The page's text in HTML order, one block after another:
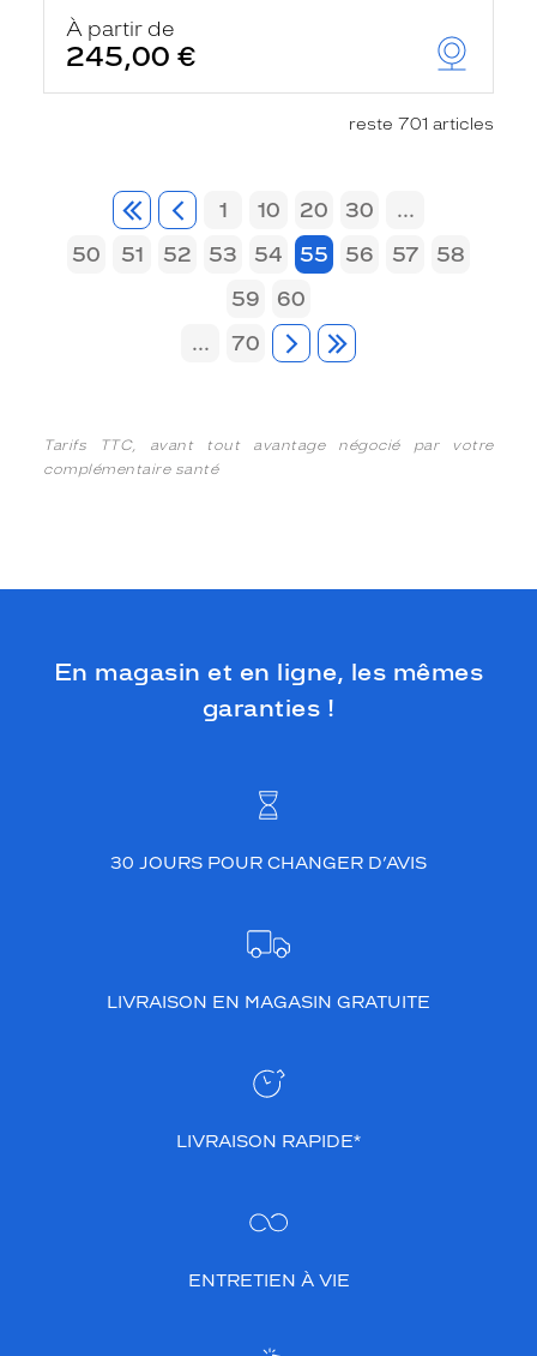
À partir de
245,00 €
reste 701 articles
1 10 20 30
...
50
51 52 53 54 55 56 57
58
59
60
...
70
Tarifs TTC, avant tout avantage négocié par votre
complémentaire santé
En magasin et en ligne, les mêmes
garanties !
30 JOURS POUR CHANGER D’AVIS
LIVRAISON EN MAGASIN GRATUITE
LIVRAISON RAPIDE*
ENTRETIEN À VIE